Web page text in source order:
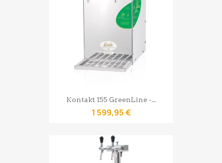
Kontakt 155 GreenLine -...
1 599,95 €